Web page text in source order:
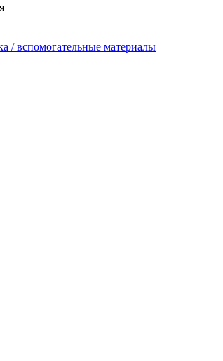
/ вспомогательные материалы